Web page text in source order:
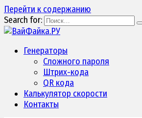
Перейти к содержанию
Search for:
Генераторы
Сложного пароля
Штрих-кода
QR кода
Калькулятор скорости
Контакты